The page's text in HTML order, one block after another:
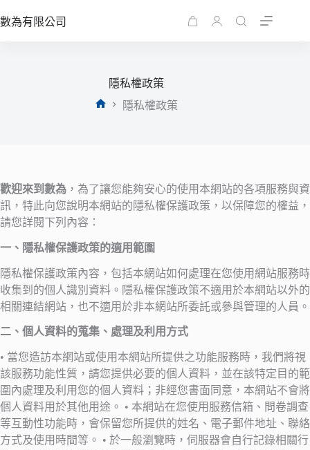
至
數為有限公司
購
隱私權政策
隱私權政策
歡迎來到數為 ，為了讓您能夠安心的使用本網站的各項服務與資
訊，特此向您說明本網站的隱私權保護政策，以保障您的權益，
請您詳閱下列內容：
一、隱私權保護政策的適用範圍
隱私權保護政策內容，包括本網站如何處理在您使用網站服務時
收集到的個人識別資料。隱私權保護政策不適用於本網站以外的
相關連結網站，也不適用於非本網站所委託或參與管理的人員。
二、個人資料的蒐集、處理及利用方式
• 當您造訪本網站或使用本網站所提供之功能服務時，我們將視
該服務功能性質，請您提供必要的個人資料，並在該特定目的範
圍內處理及利用您的個人資料；非經您書面同意，本網站不會將
個人資料用於其他用途。 • 本網站在您使用服務信箱、問卷調查
等互動性功能時，會保留您所提供的姓名、電子郵件地址、聯絡
方式及使用時間等。 • 於一般瀏覽時，伺服器會自行記錄相關行